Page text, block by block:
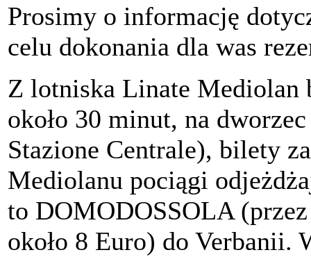
Prosimy o informację
celu dokonania dla was
Z lotniska Linate Mediolan
około 30 minut, na
Stazione Centrale), bilety
Mediolanu pociągi
to DOMODOSSOLA
około 8 Euro) do Verbanii.